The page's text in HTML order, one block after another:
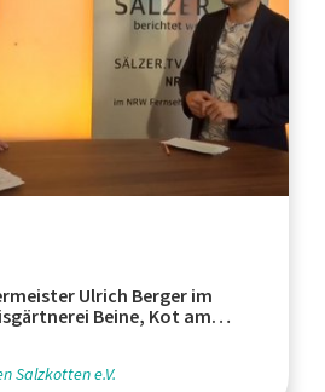
Ulrich Berger im
Beine, Kot am
Salzkotten e.V.